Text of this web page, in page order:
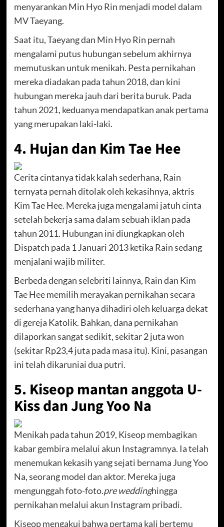
menyarankan Min Hyo Rin menjadi model dalam
MV Taeyang.
Saat itu, Taeyang dan Min Hyo Rin pernah
mengalami putus hubungan sebelum akhirnya
memutuskan untuk menikah. Pesta pernikahan
mereka diadakan pada tahun 2018, dan kini
hubungan mereka jauh dari berita buruk. Pada
tahun 2021, keduanya mendapatkan anak pertama
yang merupakan laki-laki.
4. Hujan dan Kim Tae Hee
Cerita cintanya tidak kalah sederhana, Rain
ternyata pernah ditolak oleh kekasihnya, aktris
Kim Tae Hee. Mereka juga mengalami jatuh cinta
setelah bekerja sama dalam sebuah iklan pada
tahun 2011. Hubungan ini diungkapkan oleh
Dispatch pada 1 Januari 2013 ketika Rain sedang
menjalani wajib militer.
Berbeda dengan selebriti lainnya, Rain dan Kim
Tae Hee memilih merayakan pernikahan secara
sederhana yang hanya dihadiri oleh keluarga dekat
di gereja Katolik. Bahkan, dana pernikahan
dilaporkan sangat sedikit, sekitar 2 juta won
(sekitar Rp23,4 juta pada masa itu). Kini, pasangan
ini telah dikaruniai dua putri.
5. Kiseop mantan anggota U-
Kiss dan Jung Yoo Na
Menikah pada tahun 2019, Kiseop membagikan
kabar gembira melalui akun Instagramnya. Ia telah
menemukan kekasih yang sejati bernama Jung Yoo
Na, seorang model dan aktor. Mereka juga
mengunggah foto-foto.pre weddinghingga
pernikahan melalui akun Instagram pribadi.
Kiseop mengakui bahwa pertama kali bertemu